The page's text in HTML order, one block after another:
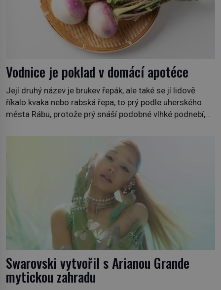
Vodnice je poklad v domácí apotéce
Její druhý název je brukev řepák, ale také se jí lidově
říkalo kvaka nebo rabská řepa, to prý podle uherského
města Rábu, protože prý snáší podobné vlhké podnebí,
někdy i v obchodech. Její bulvy jsou bílé, nahoře někdy
Swarovski vytvořil s Arianou Grande
mytickou zahradu